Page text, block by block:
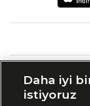
Daha iyi
istiyoruz